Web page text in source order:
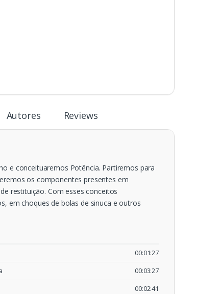
Autores Reviews
e conceituaremos Potência. Partiremos para
os componentes presentes em
restituição. Com esses conceitos
em choques de bolas de sinuca e outros
00:01:27
00:03:27
00:02:41